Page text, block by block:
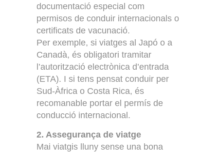
documentació especial com
permisos de conduir internacionals o
certificats de vacunació.
Per exemple, si viatges al Japó o a
Canadà, és obligatori tramitar
l’autorització electrònica d’entrada
(ETA). I si tens pensat conduir per
Sud-Àfrica o Costa Rica, és
recomanable portar el permís de
conducció internacional.
2. Assegurança de viatge
Mai viatgis lluny sense una bona